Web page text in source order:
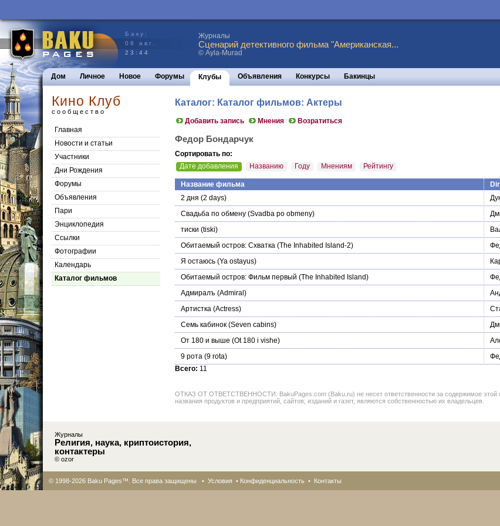
Баку:
08 авг.
23:44
Журналы
Сценарий детективного фильма "Американская...
© Ayla-Murad
Дом Личное Новое Форумы Клубы Объявления Конкурсы Бакинцы
Кино Клуб
сообщество
Главная
Новости и статьи
Участники
Дни Рождения
Форумы
Объявления
Пари
Энциклопедия
Cсылки
Фотографии
Календарь
Каталог фильмов
Каталог: Каталог фильмов: Актеры
Добавить запись Мнения Возратиться
Федор Бондарчук
Сортировать по:
Дате добавления
Названию Году Мнениям Рейтингу
Название фильма
2 дня (2 days)
Свадьба по обмену (Svadba po obmeny)
тиски (tiski)
Обитаемый остров: Схватка (The Inhabited Island-2)
Я остаюсь (Ya ostayus)
Обитаемый остров: Фильм первый (The Inhabited Island)
Адмиралъ (Admiral)
Артистка (Actress)
Семь кабинок (Seven cabins)
От 180 и выше (Ot 180 i vishe)
9 рота (9 rota)
Всего: 11
ОТКАЗ ОТ ОТВЕТСТВЕННОСТИ: BakuPages.com (Baku.ru) не несет ответственности за содержимое этой
названия продуктов и предприятий, сайтов, изданий и газет, являются собственностью их владельцев.
Журналы
Религия, наука, криптоистория,
контактеры
© ozor
© 1998-2026 Baku Pages™. Все права защищены • Условия • Конфиденциальность • Контакты